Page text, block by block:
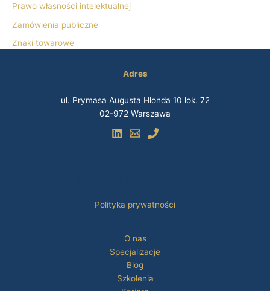
Prawo własności intelektualnej
Zamówienia publiczne
Znaki towarowe
Adres
ul. Prymasa Augusta Hlonda 10 lok. 72
02-972 Warszawa
Polityka prywatności
O nas
Specjalizacje
Blog
Szkolenia